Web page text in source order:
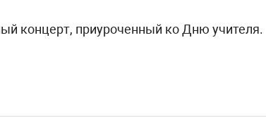
концерт, приуроченный ко Дню учителя.